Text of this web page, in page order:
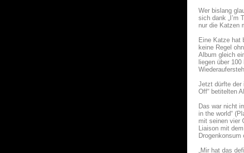
Wer bislang
sich dank „I’m
nur die Katzen
Eine Katze hat
keine Regel
Album gleich
liegen über
Jetzt dürfte der
Off“ betitelten
Das war nicht
in the world“
mit seinen vier
Liaison mit
„Mir hat das